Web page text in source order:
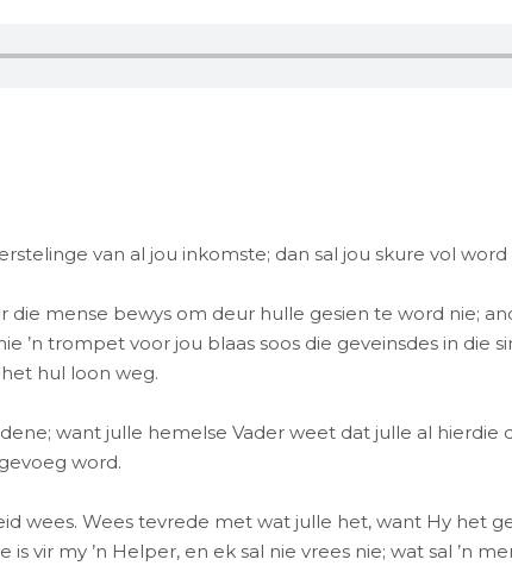
van al jou inkomste; dan sal jou skure vol
die mense bewys om deur hulle gesien te word nie;
’n trompet voor jou blaas soos die geveinsdes in die
hul loon weg.
want julle hemelse Vader weet dat julle al
word.
wees. Wees tevrede met wat julle het, want Hy het
vir my ’n Helper, en ek sal nie vrees nie; wat sal ’n